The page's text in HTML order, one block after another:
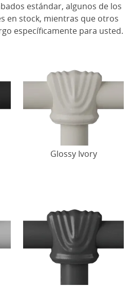
estándar, algunos de los
en stock, mientras que otros
específicamente para usted.
Glossy Ivory